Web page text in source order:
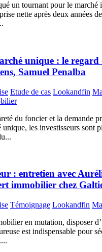
un tournant pour le marché
nette après deux années
unique : le regard
Samuel Penalba
Etude de cas Lookandfin
du foncier et la demande
les investisseurs sont
: entretien avec
immobilier chez
Témoignage Lookandfin
en mutation, disposer
est indispensable pour